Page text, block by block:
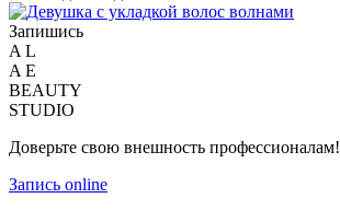
Запишись
A L
A E
BEAUTY
STUDIO
Доверьте свою внешность профессионалам!
Запись online